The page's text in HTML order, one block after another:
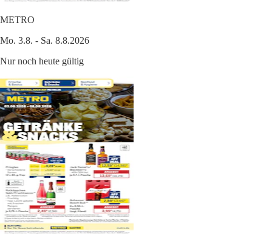
METRO
Mo. 3.8. - Sa. 8.8.2026
Nur noch heute gültig